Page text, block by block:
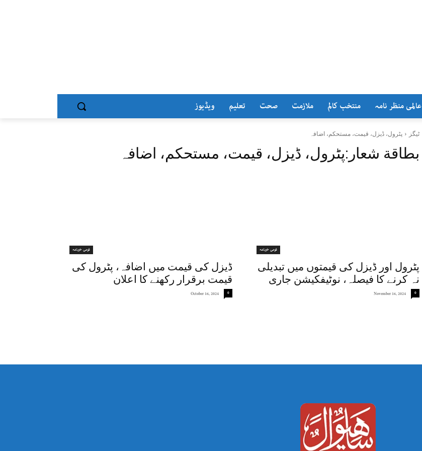
ویڈیوز تعلیم صحت ملازمت منتخب کالم عالمی منظر نامہ
ٹیگز پٹرول، ڈیزل، قیمت، مستحکم، اضافہ
بطاقة شعار:پٹرول، ڈیزل، قیمت، مستحکم، اضافہ
قومی خبرنامہ
پٹرول اور ڈیزل کی قیمتوں میں تبدیلی
نہ کرنے کا فیصلہ، نوٹیفکیشن جاری
November 16, 2024 0
قومی خبرنامہ
ڈیزل کی قیمت میں اضافہ، پٹرول کی
قیمت برقرار رکھنے کا اعلان
October 16, 2024 0